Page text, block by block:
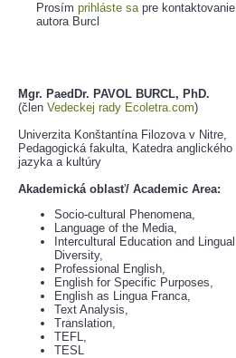
Prosím prihláste sapre kontaktovanie
autora Burcl
Mgr. PaedDr. PAVOL BURCL, PhD.
(člen Vedeckej rady Ecoletra.com)
Univerzita Konštantína Filozova v Nitre,
Pedagogická fakulta, Katedra anglického
jazyka a kultúry
Akademická oblasť/ Academic Area:
Socio-cultural Phenomena,
Language of the Media,
Intercultural Education and Lingual
Diversity,
Professional English,
English for Specific Purposes,
English as Lingua Franca,
Text Analysis,
Translation,
TEFL,
TESL